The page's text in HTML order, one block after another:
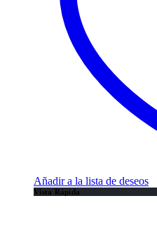
Añadir a la lista de deseos
Vista Rápida